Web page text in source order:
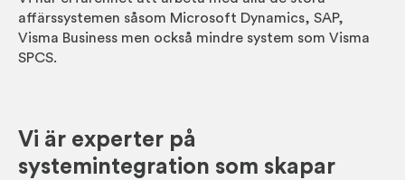
affärssystemen såsom Microsoft Dynamics, SAP,
Visma Business men också mindre system som Visma
SPCS.
Vi är experter på
systemintegration som skapar